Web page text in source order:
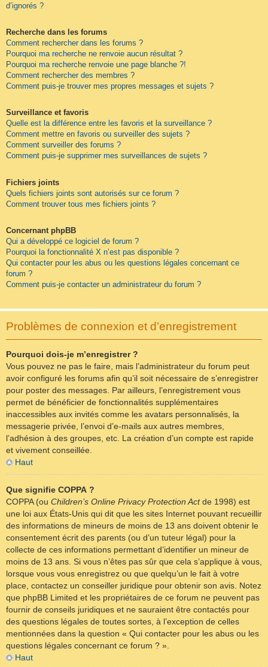
d’ignorés ?
Recherche dans les forums
Comment rechercher dans les forums ?
Pourquoi ma recherche ne renvoie aucun résultat ?
Pourquoi ma recherche renvoie une page blanche ?!
Comment rechercher des membres ?
Comment puis-je trouver mes propres messages et sujets ?
Surveillance et favoris
Quelle est la différence entre les favoris et la surveillance ?
Comment mettre en favoris ou surveiller des sujets ?
Comment surveiller des forums ?
Comment puis-je supprimer mes surveillances de sujets ?
Fichiers joints
Quels fichiers joints sont autorisés sur ce forum ?
Comment trouver tous mes fichiers joints ?
Concernant phpBB
Qui a développé ce logiciel de forum ?
Pourquoi la fonctionnalité X n’est pas disponible ?
Qui contacter pour les abus ou les questions légales concernant ce
forum ?
Comment puis-je contacter un administrateur du forum ?
Problèmes de connexion et d’enregistrement
Pourquoi dois-je m’enregistrer ?
Vous pouvez ne pas le faire, mais l’administrateur du forum peut
avoir configuré les forums afin qu’il soit nécessaire de s’enregistrer
pour poster des messages. Par ailleurs, l’enregistrement vous
permet de bénéficier de fonctionnalités supplémentaires
inaccessibles aux invités comme les avatars personnalisés, la
messagerie privée, l’envoi d’e-mails aux autres membres,
l’adhésion à des groupes, etc. La création d’un compte est rapide
et vivement conseillée.
Haut
Que signifie COPPA ?
COPPA (ou Children’s Online Privacy Protection Actde 1998) est
une loi aux États-Unis qui dit que les sites Internet pouvant recueillir
des informations de mineurs de moins de 13 ans doivent obtenir le
consentement écrit des parents (ou d’un tuteur légal) pour la
collecte de ces informations permettant d’identifier un mineur de
moins de 13 ans. Si vous n’êtes pas sûr que cela s’applique à vous,
lorsque vous vous enregistrez ou que quelqu’un le fait à votre
place, contactez un conseiller juridique pour obtenir son avis. Notez
que phpBB Limited et les propriétaires de ce forum ne peuvent pas
fournir de conseils juridiques et ne sauraient être contactés pour
des questions légales de toutes sortes, à l’exception de celles
mentionnées dans la question « Qui contacter pour les abus ou les
questions légales concernant ce forum ? ».
Haut